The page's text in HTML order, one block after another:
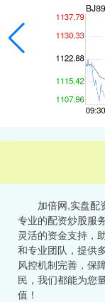
加倍网,实盘配
专业的配资炒股服
灵活的资金支持，
和专业团队，提供
风控机制完善，保
民，我们都能为您
值！